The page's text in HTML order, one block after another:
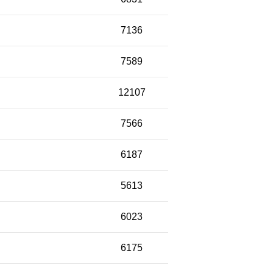
7136
7589
12107
7566
6187
5613
6023
6175